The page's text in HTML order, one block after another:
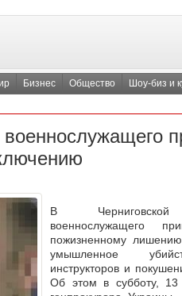
Бизнес Общество Шоу-биз и
В
военнослужащего
пожизненному
умышленное
инструкторов и
Об этом в субботу,